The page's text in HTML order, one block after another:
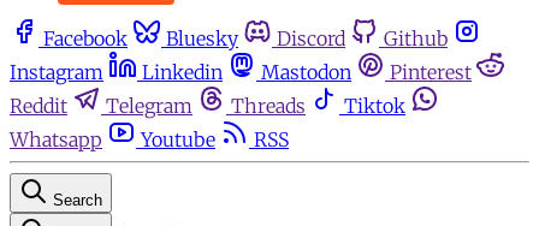
Facebook Bluesky Discord
Github
Instagram
Linkedin Mastodon
Pinterest
Reddit
Telegram Threads
Tiktok
Whatsapp
Youtube RSS
Search